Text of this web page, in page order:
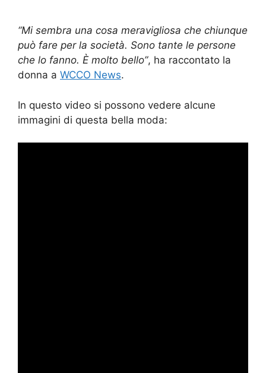
“Mi sembra una cosa meravigliosa che chiunque
può fare per la società. Sono tante le persone
che lo fanno. È molto bello”, ha raccontato la
donna a WCCO News.
In questo video si possono vedere alcune
immagini di questa bella moda: